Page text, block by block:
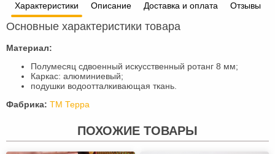
Характеристики Описание Доставка и оплата Отзывы
Основные характеристики товара
Материал:
Полумесяц сдвоенный искусственный ротанг 8 мм;
Каркас: алюминиевый;
подушки водоотталкивающая ткань.
Фабрика: ТМ Терра
ПОХОЖИЕ ТОВАРЫ